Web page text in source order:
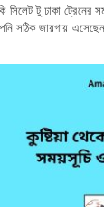
সিলেট টু ঢাকা ট্রেনের
সঠিক জায়গায়